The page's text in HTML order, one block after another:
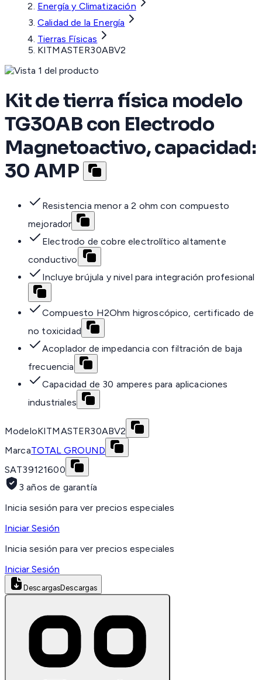
Energía y Climatización
Calidad de la Energía
Tierras Físicas
KITMASTER30ABV2
Kit de tierra física modelo
TG30AB con Electrodo
Magnetoactivo, capacidad:
30 AMP
Resistencia menor a 2 ohm con compuesto
mejorador
Electrodo de cobre electrolítico altamente
conductivo
Incluye brújula y nivel para integración profesional
Compuesto H2Ohm higroscópico, certificado de
no toxicidad
Acoplador de impedancia con filtración de baja
frecuencia
Capacidad de 30 amperes para aplicaciones
industriales
ModeloKITMASTER30ABV2
MarcaTOTAL GROUND
SAT39121600
3 años de garantía
Inicia sesión para ver precios especiales
Iniciar Sesión
Inicia sesión para ver precios especiales
Iniciar Sesión
DescargasDescargas